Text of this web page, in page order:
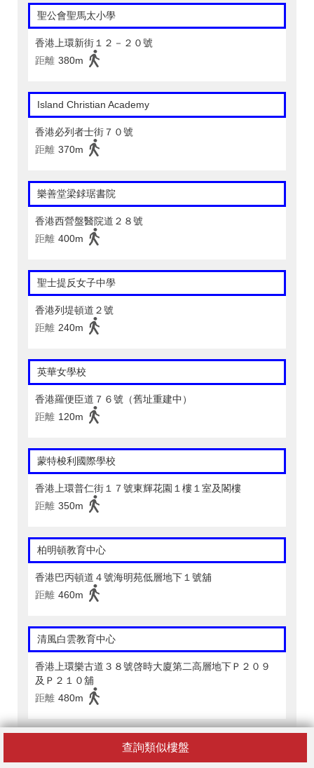
查詢類似樓盤
聖公會聖馬太小學
香港上環新街１２－２０號
距離 380m
Island Christian Academy
香港必列者士街７０號
距離 370m
樂善堂梁銶琚書院
香港西營盤醫院道２８號
距離 400m
聖士提反女子中學
香港列堤頓道２號
距離 240m
英華女學校
香港羅便臣道７６號（舊址重建中）
距離 120m
蒙特梭利國際學校
香港上環普仁街１７號東輝花園１樓１室及閣樓
距離 350m
柏明頓教育中心
香港巴丙頓道４號海明苑低層地下１號舖
距離 460m
清風白雲教育中心
香港上環樂古道３８號啓時大廈第二高層地下Ｐ２０９
及Ｐ２１０舖
距離 480m